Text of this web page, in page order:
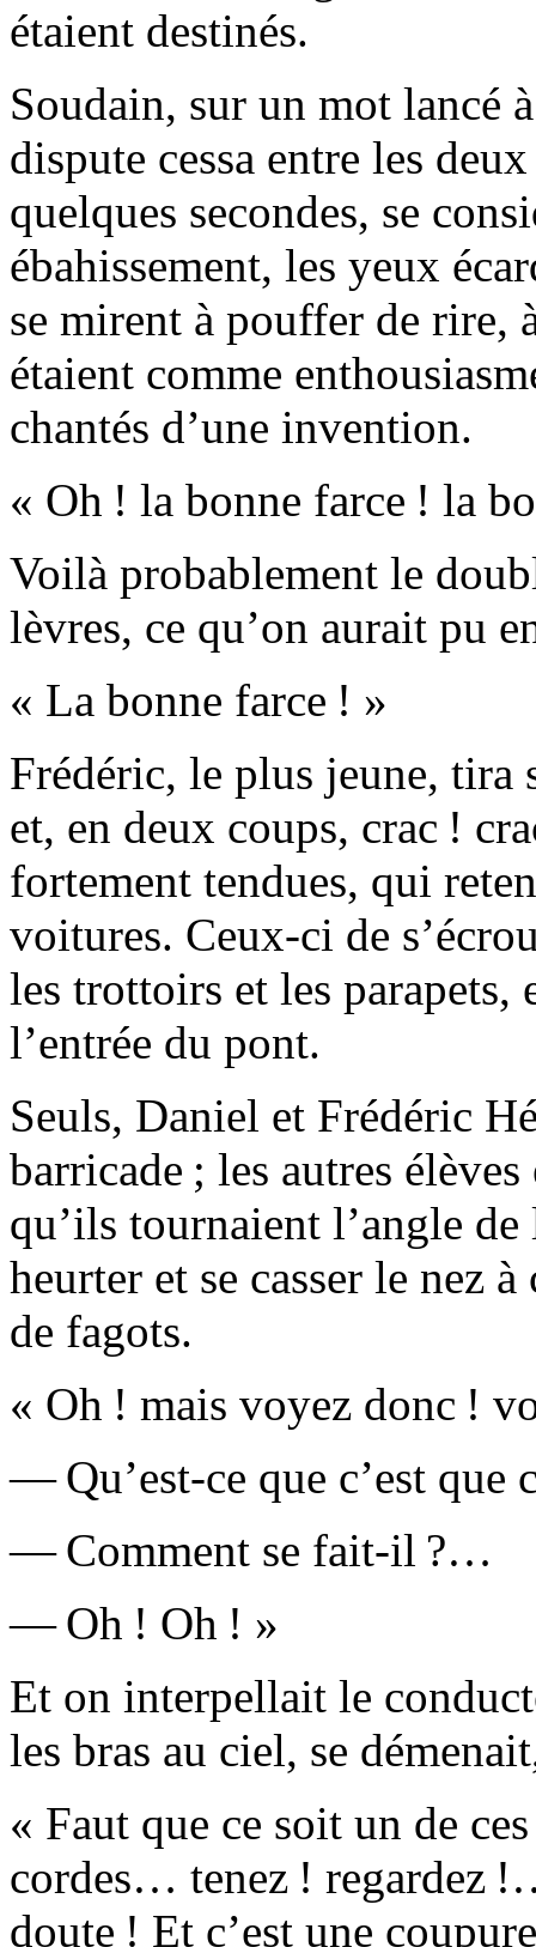
étaient destinés.
Soudain, sur un mot lancé
dispute cessa entre les
quelques secondes, se
ébahissement, les yeux
se mirent à pouffer de rire,
étaient comme
chantés d’une invention.
« Oh ! la bonne farce ! la
Voilà probablement le
lèvres, ce qu’on aurait pu
« La bonne farce ! »
Frédéric, le plus jeune, tira
et, en deux coups, crac !
fortement tendues, qui
voitures. Ceux-ci de
les trottoirs et les parapets,
l’entrée du pont.
Seuls, Daniel et Frédéric
barricade ; les autres
qu’ils tournaient l’angle
heurter et se casser le nez
de fagots.
« Oh ! mais voyez donc !
— Qu’est-ce que c’est que
— Comment se fait-il ?…
— Oh ! Oh ! »
Et on interpellait le
les bras au ciel, se
« Faut que ce soit un de
cordes… tenez ! regardez
doute ! Et c’est une